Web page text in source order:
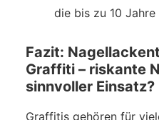
die bis zu 10 Jahre
Fazit:
Graffiti – riskante
sinnvoller Einsatz?
Graffitis gehören für